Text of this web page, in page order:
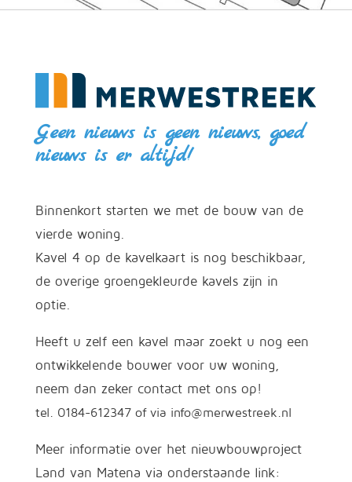
Geen nieuws is geen nieuws, goed
nieuws is er altijd!
Binnenkort starten we met de bouw van de
vierde woning.
Kavel 4 op de kavelkaart is nog beschikbaar,
de overige groengekleurde kavels zijn in
optie.
Heeft u zelf een kavel maar zoekt u nog een
ontwikkelende bouwer voor uw woning,
neem dan zeker contact met ons op!
tel. 0184-612347 of via info@merwestreek.nl
Meer informatie over het nieuwbouwproject
Land van Matena via onderstaande link: